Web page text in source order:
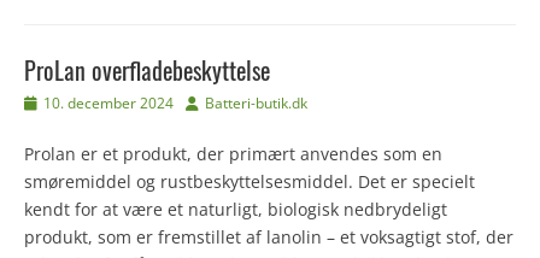
ProLan overfladebeskyttelse
Udgivet
10. december 2024 Forfatter
Batteri-butik.dk
Prolan er et produkt, der primært anvendes som en
smøremiddel og rustbeskyttelsesmiddel. Det er specielt
kendt for at være et naturligt, biologisk nedbrydeligt
produkt, som er fremstillet af lanolin – et voksagtigt stof, der